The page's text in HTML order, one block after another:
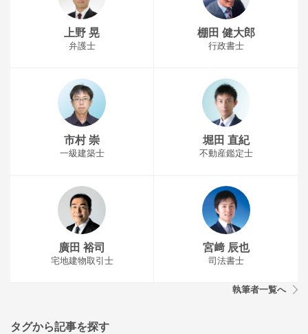
上野 晃
弁護士
棚田 健大郎
行政書士
市村 崇
一級建築士
堀田 直紀
不動産鑑定士
廣田 裕司
宅地建物取引士
宮﨑 辰也
司法書士
執筆者一覧へ
タグから記事を探す